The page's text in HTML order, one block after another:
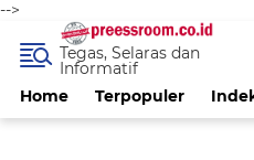
-->
Home Terpopuler
Tegas, Selaras dan
Informatif